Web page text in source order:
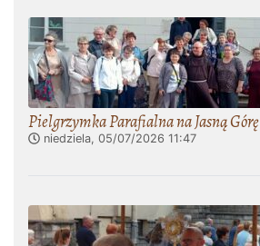
Pielgrzymka Parafialna na Jasną Górę
niedziela, 05/07/2026 11:47